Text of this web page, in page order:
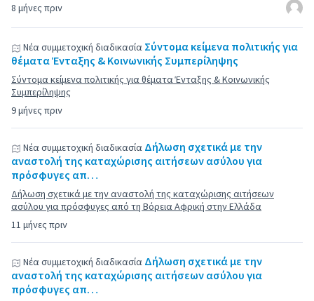
8 μήνες πριν
9 μήνες πριν
Νέα συμμετοχική διαδικασία Σύντομα κείμενα πολιτικής για
θέματα Ένταξης & Κοινωνικής Συμπερίληψης
Σύντομα κείμενα πολιτικής για θέματα Ένταξης & Κοινωνικής
Συμπερίληψης
11 μήνες πριν
Νέα συμμετοχική διαδικασία Δήλωση σχετικά με την
αναστολή της καταχώρισης αιτήσεων ασύλου για
πρόσφυγες απ…
Δήλωση σχετικά με την αναστολή της καταχώρισης αιτήσεων
ασύλου για πρόσφυγες από τη Βόρεια Αφρική στην Ελλάδα
Νέα συμμετοχική διαδικασία Δήλωση σχετικά με την
αναστολή της καταχώρισης αιτήσεων ασύλου για
πρόσφυγες απ…